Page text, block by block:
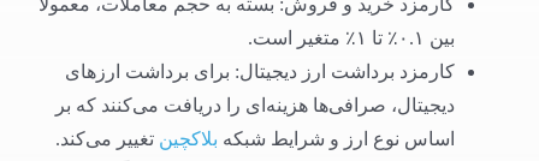
کارمزد خرید و فروش: بسته به حجم معاملات، معمولاً
بین ۰.۱٪ تا ۱٪ متغیر است.
کارمزد برداشت ارز دیجیتال: برای برداشت ارزهای
دیجیتال، صرافی‌ها هزینه‌ای را دریافت می‌کنند که بر
اساس نوع ارز و شرایط شبکه بلاکچین تغییر می‌کند.